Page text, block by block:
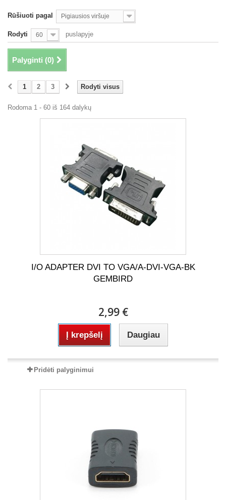
Rūšiuoti pagal Pigiausios viršuje
Rodyti 60 puslapyje
Palyginti (0)
Rodyti visus
1 2 3
Rodoma 1 - 60 iš 164 dalykų
I/O ADAPTER DVI TO VGA/A-DVI-VGA-BK
GEMBIRD
2,99 €
Į krepšelį Daugiau
Pridėti palyginimui